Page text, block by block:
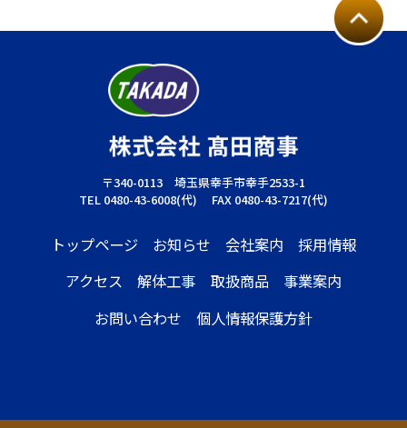
〒340-0113 埼玉県幸手市幸手2533-1
TEL 0480-43-6008(代) FAX 0480-43-7217(代)
トップページ お知らせ 会社案内
採用情報
アクセス
解体工事 取扱商品
事業案内
お問い合わせ
個人情報保護方針